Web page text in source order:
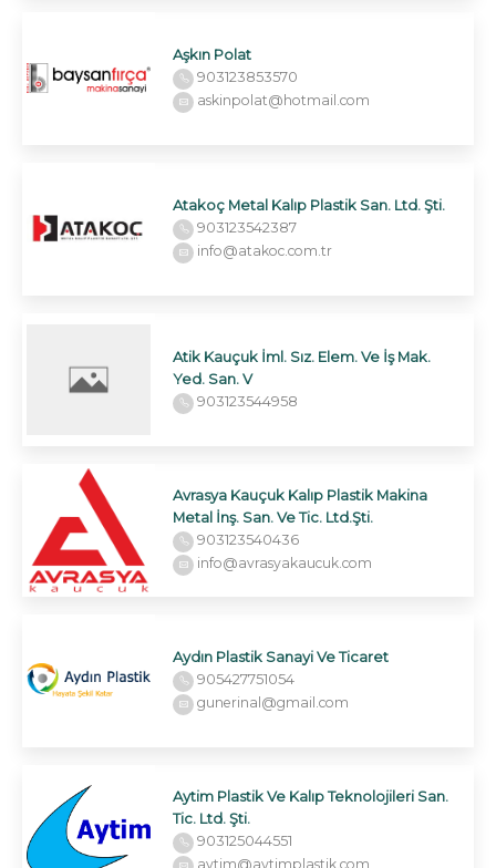
Aşkın Polat
903123853570
askinpolat@hotmail.com
Atakoç Metal Kalıp Plastik San. Ltd. Şti.
903123542387
info@atakoc.com.tr
Atik Kauçuk İml. Sız. Elem. Ve İş Mak.
Yed. San. V
903123544958
Avrasya Kauçuk Kalıp Plastik Makina
Metal İnş. San. Ve Tic. Ltd.Şti.
903123540436
info@avrasyakaucuk.com
Aydın Plastik Sanayi Ve Ticaret
905427751054
gunerinal@gmail.com
Aytim Plastik Ve Kalıp Teknolojileri San.
Tic. Ltd. Şti.
903125044551
aytim@aytimplastik.com